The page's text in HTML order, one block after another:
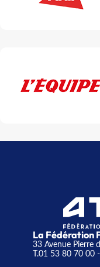
La Fédération
33 Avenue Pierre
T.01 53 80 70 00-